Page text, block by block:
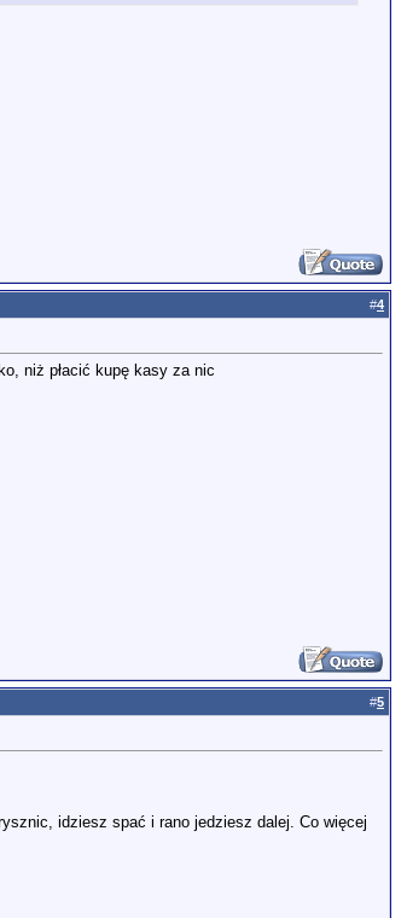
#4
niż płacić kupę kasy za nic
#5
idziesz spać i rano jedziesz dalej. Co więcej